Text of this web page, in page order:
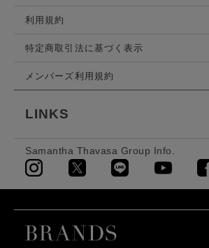
利用規約
特定商取引法に基づく表示
メンバーズ利用規約
LINKS
Samantha Thavasa Group Info.